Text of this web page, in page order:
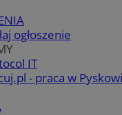
ogłoszenie
IT
- praca w